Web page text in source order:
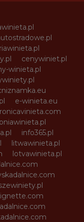
cenywiniet.pl
winieta.pl
e-winieta.eu
info365.pl
litwawinieta.pl
lotvawinieta.pl